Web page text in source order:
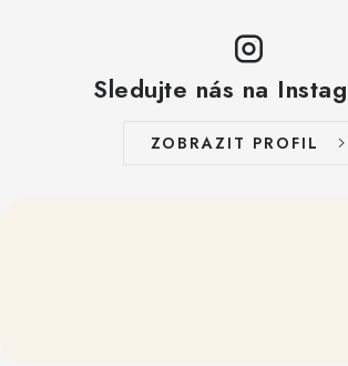
Sledujte nás na
ZOBRAZIT PROFIL